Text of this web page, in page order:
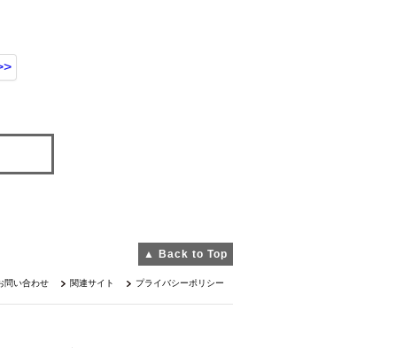
▲ Back to Top
問い合わせ 関連サイト プライバシーポリシー